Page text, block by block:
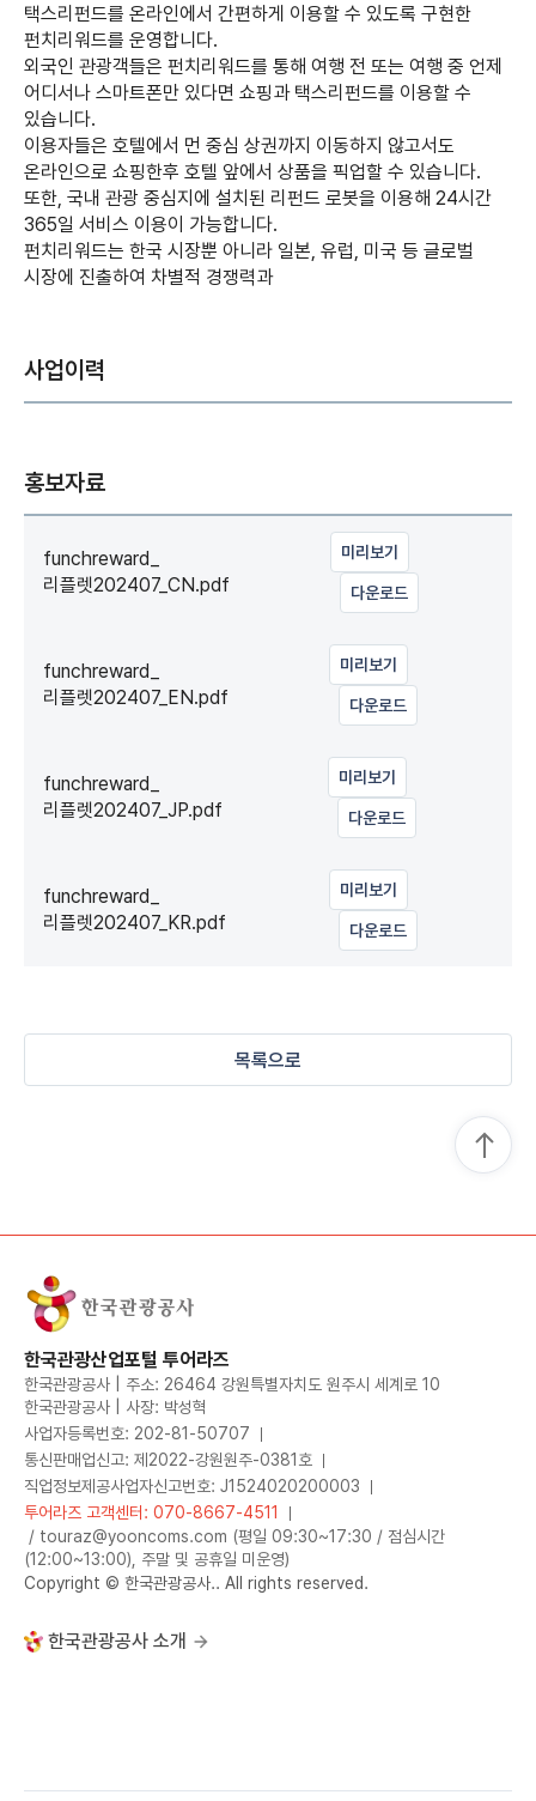
택스리펀드를 온라인에서 간편하게 이용할 수 있도록 구현한
펀치리워드를 운영합니다.
외국인 관광객들은 펀치리워드를 통해 여행 전 또는 여행 중 언제
어디서나 스마트폰만 있다면 쇼핑과 택스리펀드를 이용할 수
있습니다.
이용자들은 호텔에서 먼 중심 상권까지 이동하지 않고서도
온라인으로 쇼핑한후 호텔 앞에서 상품을 픽업할 수 있습니다.
또한, 국내 관광 중심지에 설치된 리펀드 로봇을 이용해 24시간
365일 서비스 이용이 가능합니다.
펀치리워드는 한국 시장뿐 아니라 일본, 유럽, 미국 등 글로벌
시장에 진출하여 차별적 경쟁력과
사업이력
홍보자료
funchreward_
리플렛202407_CN.pdf
미리보기
다운로드
funchreward_
리플렛202407_EN.pdf
미리보기
다운로드
funchreward_
리플렛202407_JP.pdf
미리보기
다운로드
funchreward_
리플렛202407_KR.pdf
미리보기
다운로드
목록으로
한국관광산업포털 투어라즈
한국관광공사 | 주소: 26464 강원특별자치도 원주시 세계로 10
한국관광공사 | 사장: 박성혁
사업자등록번호: 202-81-50707
통신판매업신고: 제2022-강원원주-0381호
직업정보제공사업자신고번호: J1524020200003
투어라즈 고객센터: 070-8667-4511
/ touraz@yooncoms.com (평일 09:30~17:30 / 점심시간
(12:00~13:00), 주말 및 공휴일 미운영)
Copyright © 한국관광공사.. All rights reserved.
한국관광공사 소개